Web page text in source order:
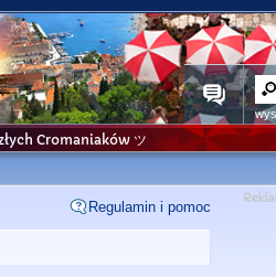
Cromaniaków ツ
Regulamin i pomoc